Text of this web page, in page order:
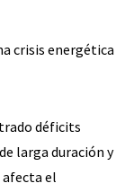
crisis energética
déficits
larga duración y
afecta el